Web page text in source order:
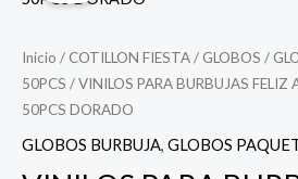
Inicio / COTILLON FIESTA/ GLOBOS /
50PCS / VINILOS PARA BURBUJAS FELIZ
50PCS DORADO
GLOBOS BURBUJA, GLOBOS
original
era:
$ 5.000.
actual
$ 3.000.